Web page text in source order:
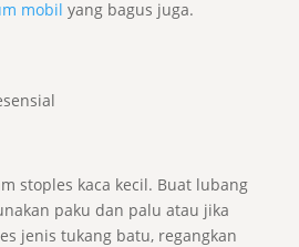
mobil yang bagus juga.
stoples kaca kecil. Buat lubang
paku dan palu atau jika
jenis tukang batu, regangkan